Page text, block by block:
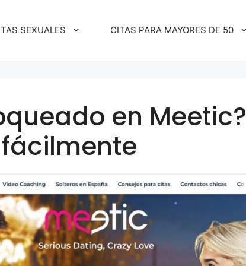
SEXUALES CITAS PARA MAYORES DE 50
en Meetic?